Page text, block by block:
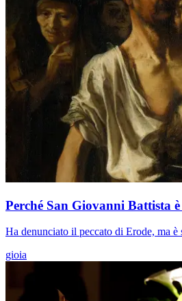
Perché San Giovanni Battista
Ha denunciato il peccato di Erode, ma è
gioia